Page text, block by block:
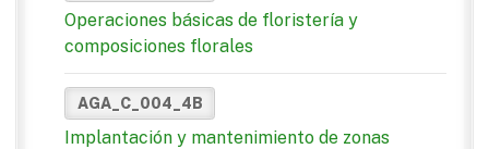
Operaciones básicas de floristería y
composiciones florales
AGA_C_004_4B
Implantación y mantenimiento de zonas